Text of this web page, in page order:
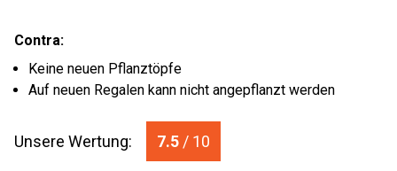
Contra:
Keine neuen Pflanztöpfe
Auf neuen Regalen kann nicht angepflanzt werden
Unsere Wertung: 7.5 / 10